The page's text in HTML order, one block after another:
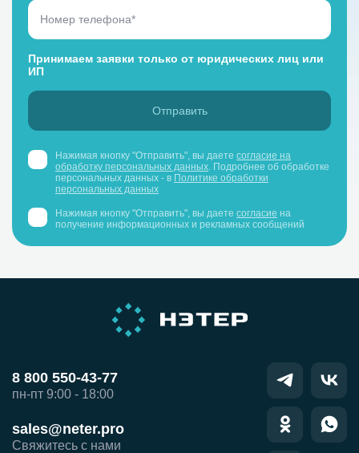
Принимаем заявки только от юридических лиц или
ИП
Нажимая кнопку "Отправить", вы даете согласие на
обработку персональных данных . Подробнее об обработке
персональных данных - в Политике обработки
персональных данных
Нажимая кнопку "Отправить", вы даете согласие на
получение информационных и рекламных сообщений
8 800 550-43-77
пн-пт 9:00 - 18:00
sales@neter.pro
Свяжитесь с нами